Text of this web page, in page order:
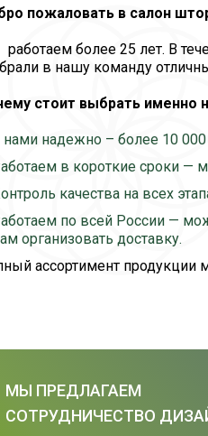
пожаловать в салон
более 25 лет. В
в нашу команду
стоит выбрать именно
нами надежно – более 10
в короткие сроки —
качества на всех
по всей России —
организовать доставку.
ассортимент продукции
МЫ ПРЕДЛАГАЕМ
СОТРУДНИЧЕСТВО